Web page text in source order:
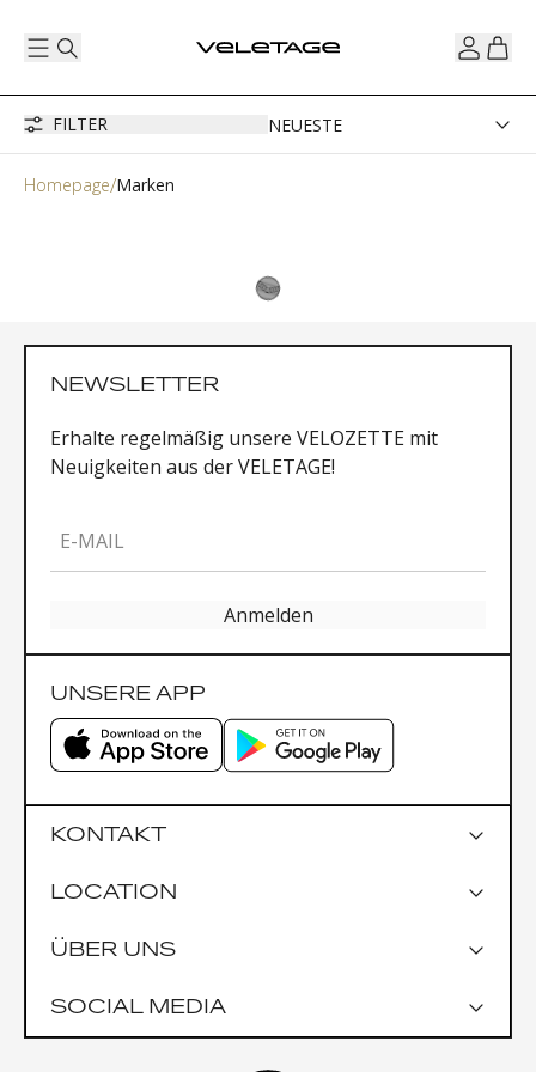
FILTER
Homepage Marken
NEWSLETTER
Erhalte regelmäßig unsere VELOZETTE mit
Neuigkeiten aus der VELETAGE!
E-MAIL
Anmelden
UNSERE APP
KONTAKT
LOCATION
Google Maps
Garage Praterstrasse 1
ÜBER UNS
SOCIAL MEDIA